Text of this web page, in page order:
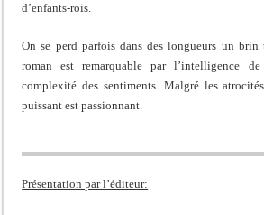
d’enfants-rois.
On se perd parfois dans des longueurs un brin
roman est remarquable par l’intelligence
complexité des sentiments. Malgré les
puissant est passionnant.
Présentation par l’éditeur: